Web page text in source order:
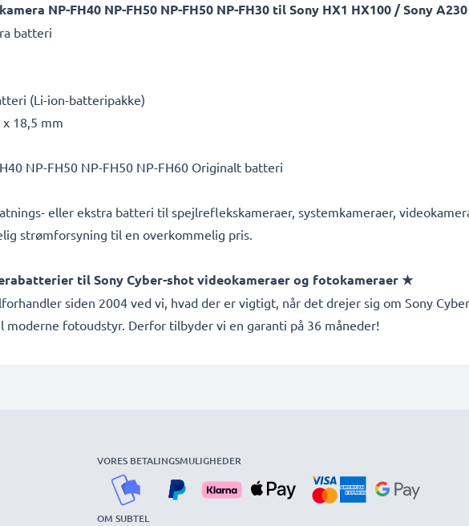
NP-FH40 NP-FH50 NP-FH50 NP-FH30 til Sony HX1 HX100 / Sony
batteri
(Li-ion-batteripakke)
18,5 mm
NP-FH50 NP-FH50 NP-FH60 Originalt batteri
eller ekstra batteri til spejlreflekskameraer, systemkameraer,
strømforsyning til en overkommelig pris.
til Sony Cyber-shot videokameraer og fotokameraer ★
siden 2004 ved vi, hvad der er vigtigt, når det drejer sig om Sony
fotoudstyr. Derfor tilbyder vi en garanti på 36 måneder!
VORES BETALINGSMULIGHEDER
OM SUBTEL